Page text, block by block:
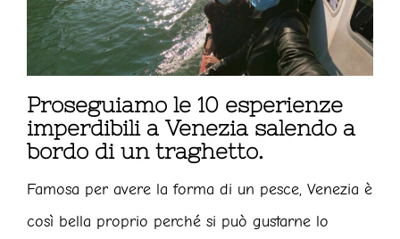
Proseguiamo le 10 esperienze
imperdibili a Venezia salendo a
bordo di un traghetto.
Famosa per avere la forma di un pesce, Venezia è
così bella proprio perché si può gustarne lo